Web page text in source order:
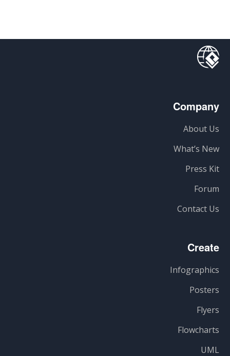
Company
About Us
What’s New
Press Kit
Forum
Contact Us
Create
Infographics
Posters
Flyers
Flowcharts
UML